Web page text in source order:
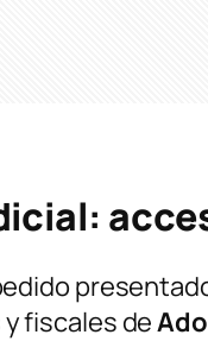
fiscales de